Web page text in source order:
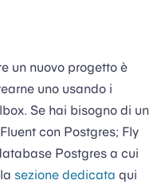
un nuovo progetto è
uno usando i
Se hai bisogno di un
con Postgres; Fly
Postgres a cui
sezione dedicata qui